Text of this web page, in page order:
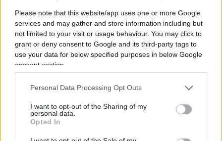
Please note that this website/app uses one or more Google
services and may gather and store information including but
not limited to your visit or usage behaviour. You may click to
grant or deny consent to Google and its third-party tags to
use your data for below specified purposes in below Google
consent section.
Personal Data Processing Opt Outs
I want to opt-out of the Sharing of my
personal data.
Opted In
Ma il famigerato locale non costituisce
un’eccezione:nel 2025 fu addirittural‘81% dei
locali pubblici a Crans Montanaa non essere
stato controllato a dovere. Una scuola addirittura
non fu ispezionata per otto anni. Secondo un
esperto, contattato da RTS, il criterio con cui
“illogico“:alcuni grossi hotel erano controllati,
altri no, farmacie e take aways, malgrado il basso